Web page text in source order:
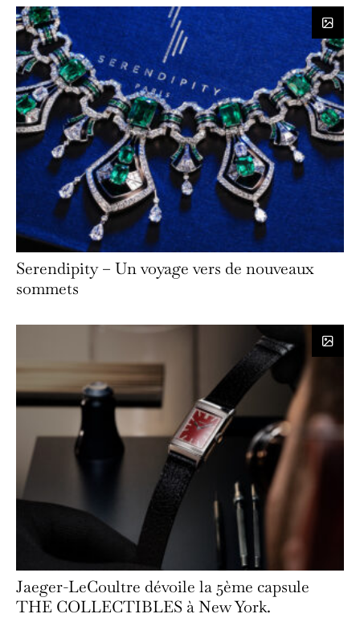
Serendipity – Un voyage vers de nouveaux
sommets
Jaeger-LeCoultre dévoile la 5ème capsule
THE COLLECTIBLES à New York.